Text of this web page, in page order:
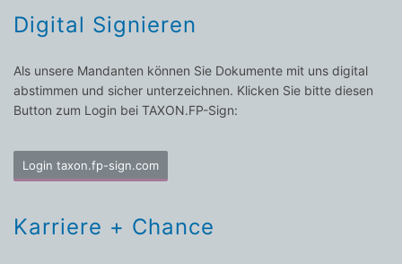
Digital Signieren
Als unsere Mandanten können Sie Dokumente mit uns digital
abstimmen und sicher unterzeichnen. Klicken Sie bitte diesen
Button zum Login bei TAXON.FP-Sign:
Login taxon.fp-sign.com
Karriere + Chance